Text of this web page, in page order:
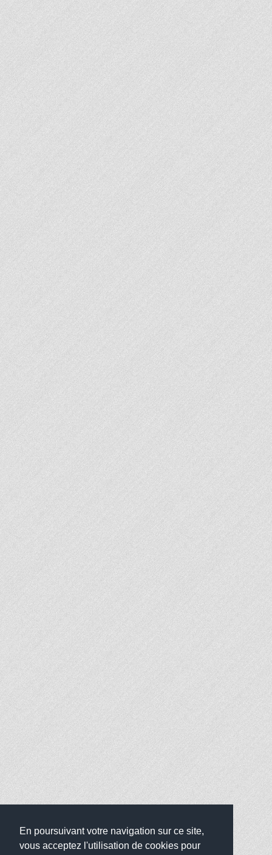
En poursuivant votre navigation sur ce site,
vous acceptez l'utilisation de cookies pour